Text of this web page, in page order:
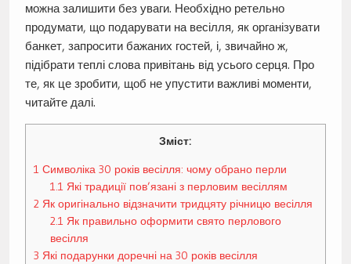
можна залишити без уваги. Необхідно ретельно
продумати, що подарувати на весілля, як організувати
банкет, запросити бажаних гостей, і, звичайно ж,
підібрати теплі слова привітань від усього серця. Про
те, як це зробити, щоб не упустити важливі моменти,
читайте далі.
Зміст:
1 Символіка 30 років весілля: чому обрано перли
1.1 Які традиції пов’язані з перловим весіллям
2Як оригінально відзначити тридцяту річницю весілля
2.1 Як правильно оформити свято перлового
весілля
3 Які подарунки доречні на 30 років весілля